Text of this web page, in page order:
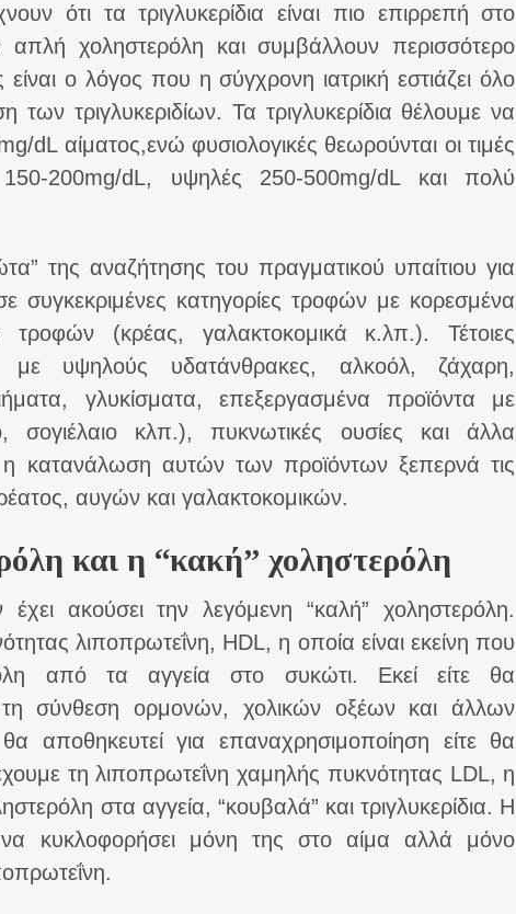
ότι τα τριγλυκερίδια είναι πιο επιρρεπή στο
απλή χοληστερόλη και συμβάλλουν περισσότερο
ο λόγος που η σύγχρονη ιατρική εστιάζει όλο
των τριγλυκεριδίων. Τα τριγλυκερίδια θέλουμε να
dL αίματος,ενώ φυσιολογικές θεωρούνται οι τιμές
150-200mg/dL, υψηλές 250-500mg/dL και πολύ
της αναζήτησης του πραγματικού υπαίτιου για
συγκεκριμένες κατηγορίες τροφών με κορεσμένα
(κρέας, γαλακτοκομικά κ.λπ.). Τέτοιες
με υψηλούς υδατάνθρακες, αλκοόλ, ζάχαρη,
γλυκίσματα, επεξεργασμένα προϊόντα με
σογιέλαιο κλπ.), πυκνωτικές ουσίες και άλλα
κατανάλωση αυτών των προϊόντων ξεπερνά τις
αυγών και γαλακτοκομικών.
και η “κακή” χοληστερόλη
ακούσει την λεγόμενη “καλή” χοληστερόλη.
λιποπρωτεΐνη, HDL, η οποία είναι εκείνη που
από τα αγγεία στο συκώτι. Εκεί είτε θα
τη σύνθεση ορμονών, χολικών οξέων και άλλων
αποθηκευτεί για επαναχρησιμοποίηση είτε θα
τη λιποπρωτεΐνη χαμηλής πυκνότητας LDL, η
στα αγγεία, “κουβαλά” και τριγλυκερίδια. Η
κυκλοφορήσει μόνη της στο αίμα αλλά μόνο